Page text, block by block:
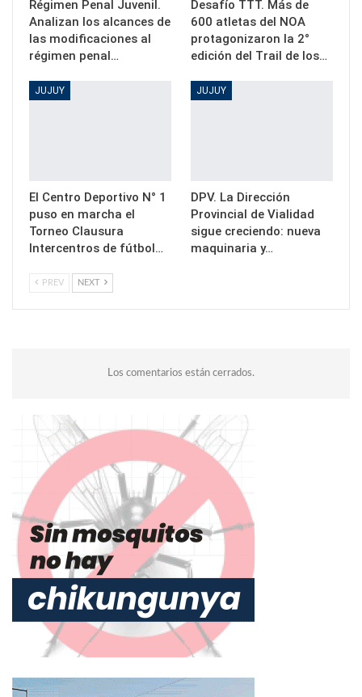
Régimen Penal Juvenil.
Analizan los alcances de
las modificaciones al
régimen penal…
Desafío TTT. Más de
600 atletas del NOA
protagonizaron la 2°
edición del Trail de los…
JUJUY
El Centro Deportivo N° 1
puso en marcha el
Torneo Clausura
Intercentros de fútbol…
JUJUY
DPV. La Dirección
Provincial de Vialidad
sigue creciendo: nueva
maquinaria y…
PREV NEXT
Los comentarios están cerrados.